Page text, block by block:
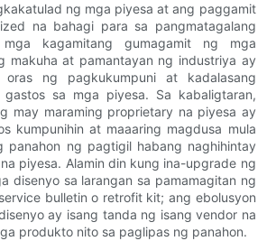
ng mga piyesa at ang paggamit
na bahagi para sa pangmatagalang
kagamitang gumagamit ng mga
makuha at pamantayan ng industriya ay
oras ng pagkukumpuni at kadalasang
sa mga piyesa. Sa kabaligtaran,
may maraming proprietary na piyesa ay
kumpunihin at maaaring magdusa mula
panahon ng pagtigil habang naghihintay
piyesa. Alamin din kung ina-upgrade ng
disenyo sa larangan sa pamamagitan ng
bulletin o retrofit kit; ang ebolusyon
ay isang tanda ng isang vendor na
produkto nito sa paglipas ng panahon.